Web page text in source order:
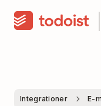
Integrationer E-